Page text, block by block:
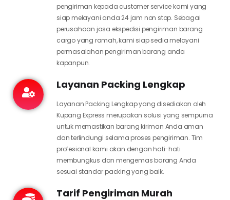
pengiriman kepada customer service kami yang
siap melayani anda 24 jam non stop. Sebagai
perusahaan jasa ekspedisi pengiriman barang
cargo yang ramah, kami siap sedia melayani
permasalahan pengiriman barang anda
kapanpun.
Layanan Packing Lengkap
Layanan Packing Lengkap yang disediakan oleh
Kupang Express merupakan solusi yang sempurna
untuk memastikan barang kiriman Anda aman
dan terlindungi selama proses pengiriman. Tim
profesional kami akan dengan hati-hati
membungkus dan mengemas barang Anda
sesuai standar packing yang baik.
Tarif Pengiriman Murah